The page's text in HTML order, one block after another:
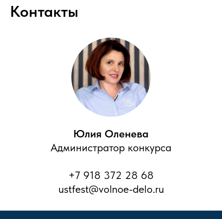
Контакты
Юлия Оленева
Администратор конкурса
+7 918 372 28 68
ustfest@volnoe-delo.ru